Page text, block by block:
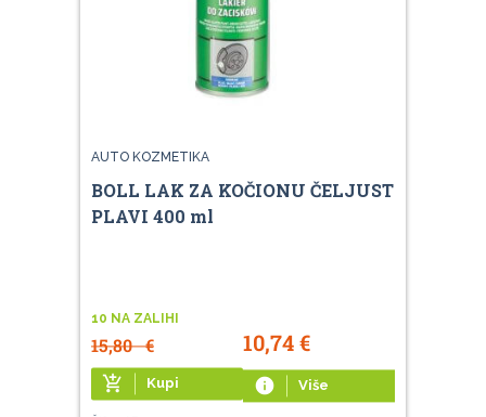
AUTO KOZMETIKA
BOLL LAK ZA KOČIONU ČELJUST
PLAVI 400 ml
10 NA ZALIHI
15,80€ 10,74€
add_shopping_cart Kupi info Više